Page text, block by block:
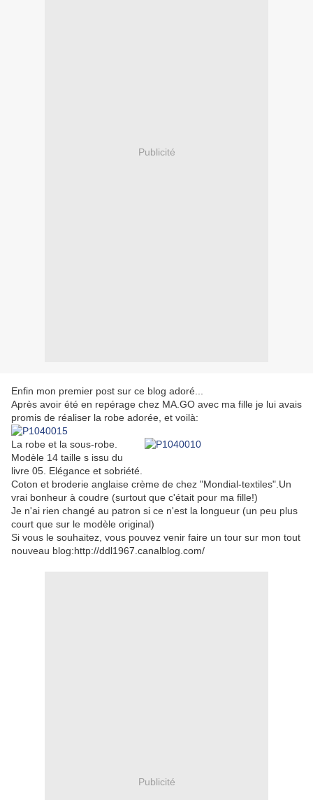
Publicité
Enfin mon premier post sur ce blog adoré...
Après avoir été en repérage chez MA.GO avec ma fille je lui avais
promis de réaliser la robe adorée, et voilà:
La robe et la sous-robe.
Modèle 14 taille s issu du
livre 05. Elégance et sobriété.
Coton et broderie anglaise crème de chez "Mondial-textiles".Un
vrai bonheur à coudre (surtout que c'était pour ma fille!)
Je n'ai rien changé au patron si ce n'est la longueur (un peu plus
court que sur le modèle original)
Si vous le souhaitez, vous pouvez venir faire un tour sur mon tout
nouveau blog:http://ddl1967.canalblog.com/
Publicité